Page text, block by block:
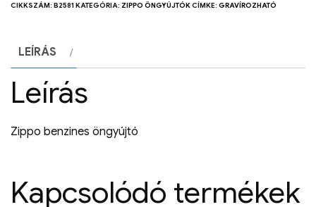
CIKKSZÁM: B2581 KATEGÓRIA: ZIPPO ÖNGYÚJTÓKCÍMKE: GRAVÍROZHATÓ
LEÍRÁS
Leírás
Zippo benzines öngyújtó
Kapcsolódó termékek